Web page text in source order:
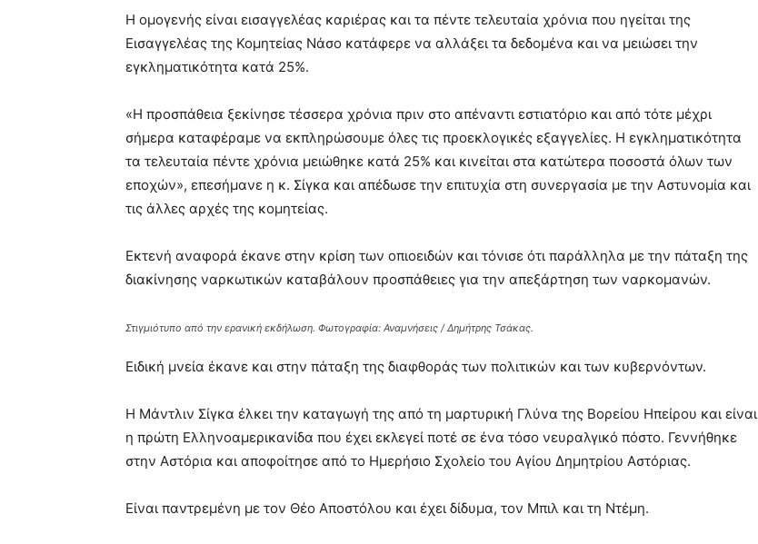
Η ομογενής είναι εισαγγελέας καριέρας και τα πέντε τελευταία χρόνια που ηγείται της
Εισαγγελέας της Κομητείας Νάσο κατάφερε να αλλάξει τα δεδομένα και να μειώσει την
εγκληματικότητα κατά 25%.
«Η προσπάθεια ξεκίνησε τέσσερα χρόνια πριν στο απέναντι εστιατόριο και από τότε μέχρι
σήμερα καταφέραμε να εκπληρώσουμε όλες τις προεκλογικές εξαγγελίες. Η εγκληματικότητα
τα τελευταία πέντε χρόνια μειώθηκε κατά 25% και κινείται στα κατώτερα ποσοστά όλων των
εποχών», επεσήμανε η κ. Σίγκα και απέδωσε την επιτυχία στη συνεργασία με την Αστυνομία και
τις άλλες αρχές της κομητείας.
Εκτενή αναφορά έκανε στην κρίση των οπιοειδών και τόνισε ότι παράλληλα με την πάταξη της
διακίνησης ναρκωτικών καταβάλουν προσπάθειες για την απεξάρτηση των ναρκομανών.
Στιγμιότυπο από την ερανική εκδήλωση. Φωτογραφία: Αναμνήσεις / Δημήτρης Τσάκας.
Ειδική μνεία έκανε και στην πάταξη της διαφθοράς των πολιτικών και των κυβερνόντων.
Η Μάντλιν Σίγκα έλκει την καταγωγή της από τη μαρτυρική Γλύνα της Βορείου Ηπείρου και είναι
η πρώτη Ελληνοαμερικανίδα που έχει εκλεγεί ποτέ σε ένα τόσο νευραλγικό πόστο. Γεννήθηκε
στην Αστόρια και αποφοίτησε από το Ημερήσιο Σχολείο του Αγίου Δημητρίου Αστόριας.
Είναι παντρεμένη με τον Θέο Αποστόλου και έχει δίδυμα, τον Μπιλ και τη Ντέμη.